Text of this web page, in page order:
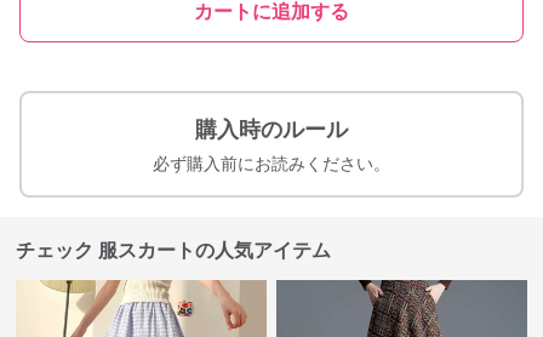
カートに追加する
購入時のルール
必ず購入前にお読みください。
チェック 服スカートの人気アイテム